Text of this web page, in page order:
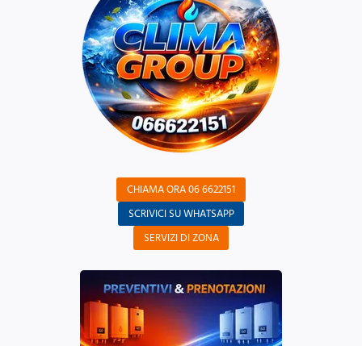
CHIAMA ORA 06 6622151
SCRIVICI SU WHATSAPP
SERVIZI DI ZONA